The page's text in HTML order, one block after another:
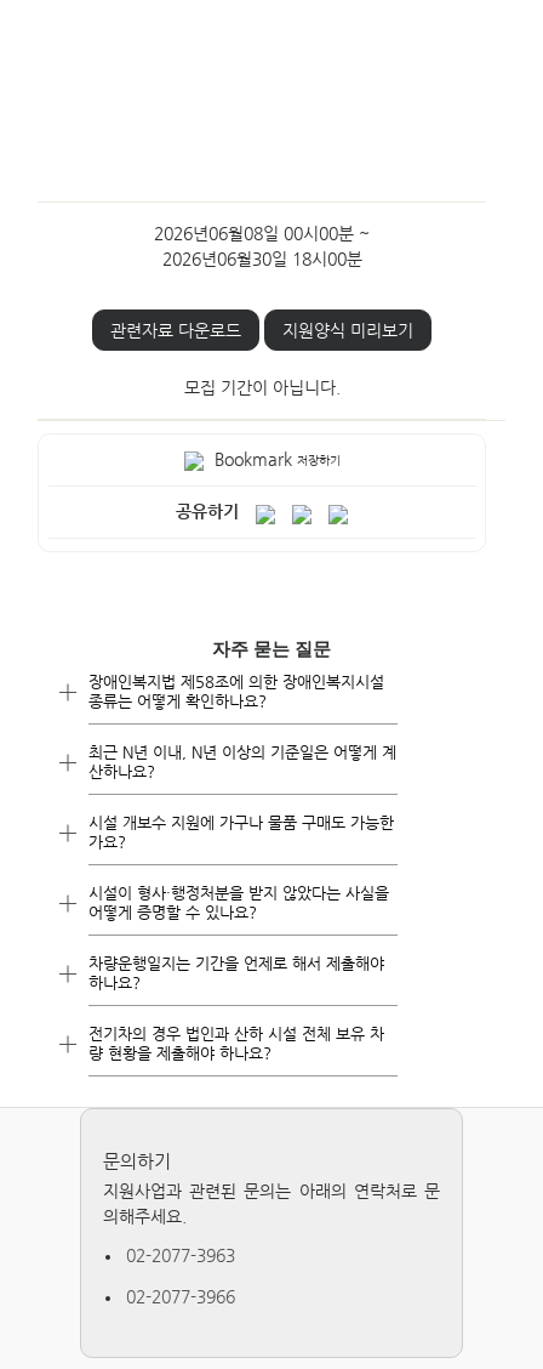
2026년06월08일 00시00분 ~
2026년06월30일 18시00분
관련자료 다운로드 지원양식 미리보기
모집 기간이 아닙니다.
Bookmark 저장하기
공유하기
자주 묻는 질문
장애인복지법 제58조에 의한 장애인복지시설
종류는 어떻게 확인하나요?
장애인복지법 제58조에 의한 장애인복지시
장애인복지법 시행규칙 제41조와 관련한
[별표4] 장애인복지시설의 종류를 확인해 주
세요.
☞ 링크 :현행법령 > 법령명 > 장애인복지법 | 국가법령정
☞ 링크 :현행법령 > 법령명 > 장애인복지법 시행규칙 | 국
최근 N년 이내, N년 이상의 기준일은 어떻게 계
산하나요?
1. 최근 3년 이내 기준 기간 : 2023년 6월 9
2. 최근 5년 이내 기준 기간: 2021년 6월 9
일 ~ 2026년 6월 8일
3. 개소 10년 이상 : 2016년 6월 8일 이전
개소
4. 개소 3년 이상 : 2023년 6월 8일 이전 개
시설 개보수 지원에 가구나 물품 구매도 가능한
가요?
불가능합니다.
시설 개보수는 시설 환경 개선을 위한 '인테
리어' 시공이 진행되는 사업입니다.
가구와 같은 비품 구매(자산취득비)는 지원
하지 않습니다.
시설이 형사·행정처분을 받지 않았다는 사실을
어떻게 증명할 수 있나요?
해당 서류는 정해진 서식은 없습니다.
지자체 담당 주무과에 요청하여
처분 받은 이력이 없다는 내용의 공문 또는
사회복지시설정보시스템 상 행정처분 이력
차량운행일지는 기간을 언제로 해서 제출해야
하나요?
시설에서 소유 및 운행하고 있는 차량별 운
대에 대한 운행일지 제출
소유한 차량 1대, 렌트한 차량 1대인
경우 → 차량 2대에 대한 운행일지 제출
전기차의 경우 법인과 산하 시설 전체 보유 차
량 현황을 제출해야 하나요?
다만 전기차를 신청하려는 시설, 시설이 소
속된 법인 포함하여 신규 취득 이력이 없어
야
문의하기
지원사업과 관련된 문의는 아래의 연락처로 문
의해주세요.
02-2077-3963
02-2077-3966